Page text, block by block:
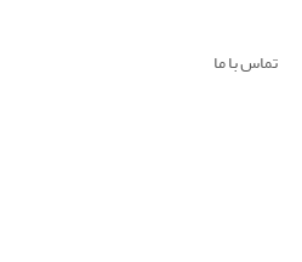
تماس با ما